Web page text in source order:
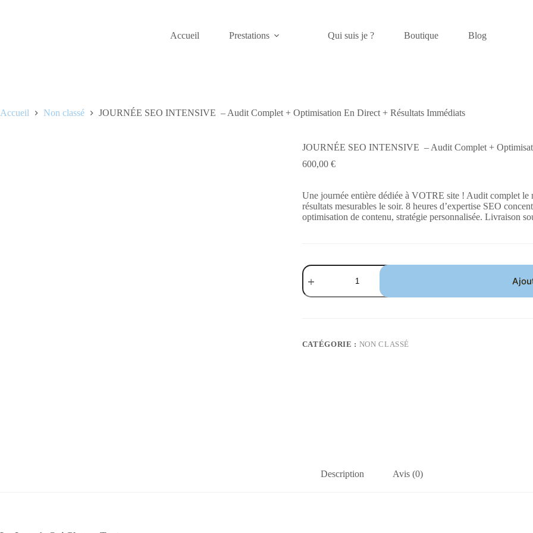
Accueil
Prestations Qui suis je ? Boutique Blog
Accueil Non classé JOURNÉE SEO INTENSIVE – Audit Complet + Optimisation En Direct + Résultats Immédiats
JOURNÉE SEO INTENSIVE – Audit Complet +
600,00 €
Une journée entière dédiée à VOTRE site ! Audit complet
résultats mesurables le soir. 8 heures d’expertise SEO
optimisation de contenu, stratégie personnalisée. Livraison
quantité
de
JOURNÉE
SEO
Complet
+
CATÉGORIE : NON CLASSÉ
Description Avis (0)